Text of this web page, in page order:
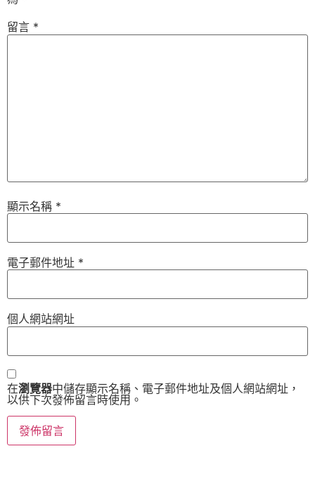
留言 *
顯示名稱 *
電子郵件地址 *
個人網站網址
在瀏覽器中儲存顯示名稱、電子郵件地址及個人網站網址，
以供下次發佈留言時使用。